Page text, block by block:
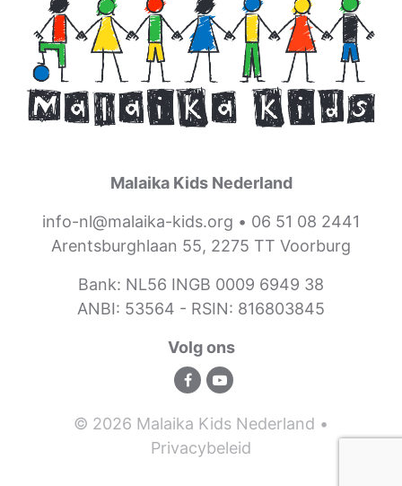
Malaika Kids Nederland
info-nl@malaika-kids.org • 06 51 08 2441
Arentsburghlaan 55, 2275 TT Voorburg
Bank: NL56 INGB 0009 6949 38
ANBI: 53564 - RSIN: 816803845
Volg ons
© 2026 Malaika Kids Nederland •
Privacybeleid